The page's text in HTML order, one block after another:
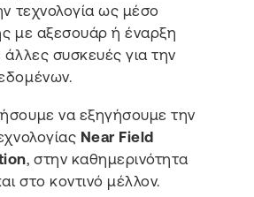
τεχνολογία ως μέσο
με αξεσουάρ ή έναρξη
συσκευές για την
να εξηγήσουμε την
Near Field
, στην καθημερινότητα
στο κοντινό μέλλον.